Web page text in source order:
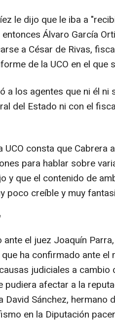
le dijo que le iba a
Álvaro García
a César de Rivas,
de la UCO en el que
a los agentes que ni él ni
del Estado ni con el
consta que Cabrera
para hablar sobre
y que el contenido de
poco creíble y muy
el juez Joaquín
ha confirmado ante el
judiciales a cambio
afectar a la
David Sánchez, hermano
en la Diputación